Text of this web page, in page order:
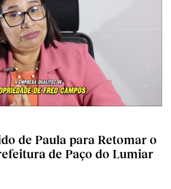
de Paula para Retomar o
de Paço do Lumiar